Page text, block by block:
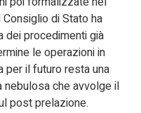
di Stato ha
dei procedimenti già
le operazioni in
per il futuro resta una
che avvolge il
post prelazione.